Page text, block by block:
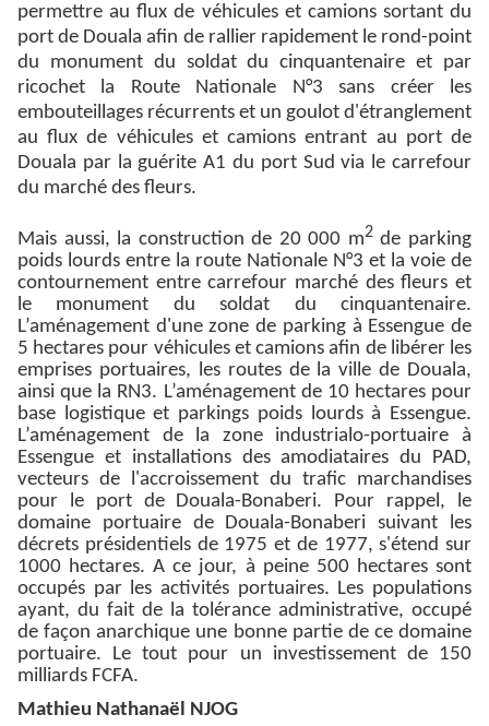
permettre au flux de véhicules et camions sortant du
port de Douala afin de rallier rapidement le rond-point
du monument du soldat du cinquantenaire et par
ricochet la Route Nationale N°3 sans créer les
embouteillages récurrents et un goulot d'étranglement
au flux de véhicules et camions entrant au port de
Douala par la guérite A1 du port Sud via le carrefour
du marché des fleurs.
Mais aussi, la construction de 20 000 m2de parking
poids lourds entre la route Nationale N°3 et la voie de
contournement entre carrefour marché des fleurs et
le monument du soldat du cinquantenaire.
L’aménagement d'une zone de parking à Essengue de
5 hectares pour véhicules et camions afin de libérer les
emprises portuaires, les routes de la ville de Douala,
ainsi que la RN3. L’aménagement de 10 hectares pour
base logistique et parkings poids lourds à Essengue.
L’aménagement de la zone industrialo-portuaire à
Essengue et installations des amodiataires du PAD,
vecteurs de l'accroissement du trafic marchandises
pour le port de Douala-Bonaberi. Pour rappel, le
domaine portuaire de Douala-Bonaberi suivant les
décrets présidentiels de 1975 et de 1977, s'étend sur
1000 hectares. A ce jour, à peine 500 hectares sont
occupés par les activités portuaires. Les populations
ayant, du fait de la tolérance administrative, occupé
de façon anarchique une bonne partie de ce domaine
portuaire. Le tout pour un investissement de 150
milliards FCFA.
Mathieu Nathanaël NJOG